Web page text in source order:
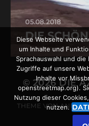
05.08.2018
DIE
© 2026DIE
THEME VON
Diese Webseite
um Inhalte und
Sprachauswahl und
Zugriffe auf unsere
Inhalte vor
openstreetmap.org).
Nutzung dieser
nutzen.